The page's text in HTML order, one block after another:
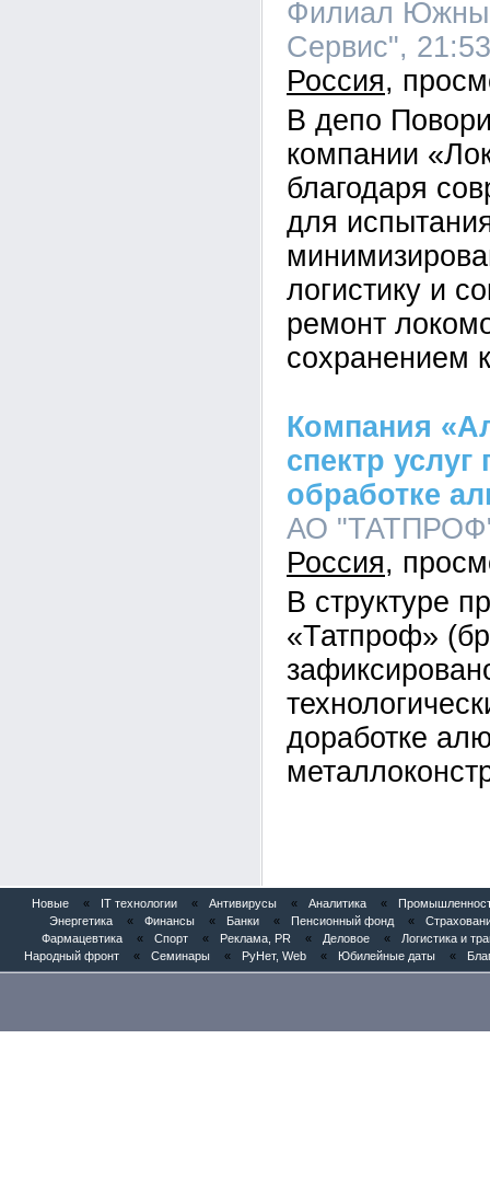
Филиал
Сервис",
Россия
В депо
компании
благодаря
для
логистику и
ремонт
сохранением
Компания
спектр
обработке
АО
Россия
В структуре
«Татпроф»
доработке
Новые « IT технологии « Антивирусы « Аналитика «
Энергетика
« Финансы « Банки « Пенсионный фонд «
Фармацевтика
« Спорт « Реклама, PR « Деловое «
Логистика и
Народный фронт
« Семинары « РуНет, Web « Юбилейные даты «